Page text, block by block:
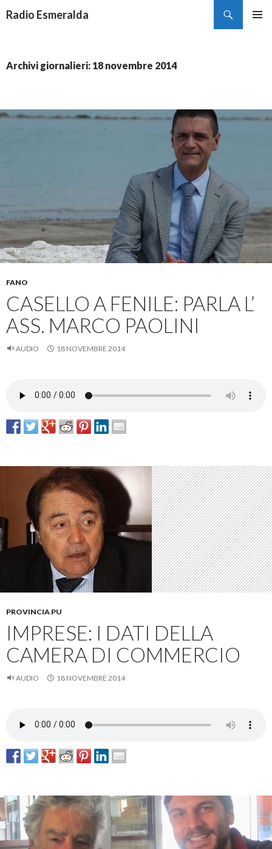
Radio Esmeralda
Archivi giornalieri: 18 novembre 2014
FANO
CASELLO A FENILE: PARLA L’
ASS. MARCO PAOLINI
AUDIO 18 NOVEMBRE 2014
PROVINCIA PU
IMPRESE: I DATI DELLA
CAMERA DI COMMERCIO
AUDIO 18 NOVEMBRE 2014